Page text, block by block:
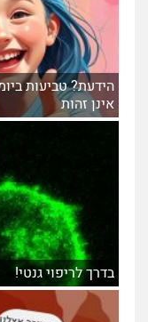
הידעת? טביעות
אינן זהות
בדרך לריפוי גנטי!